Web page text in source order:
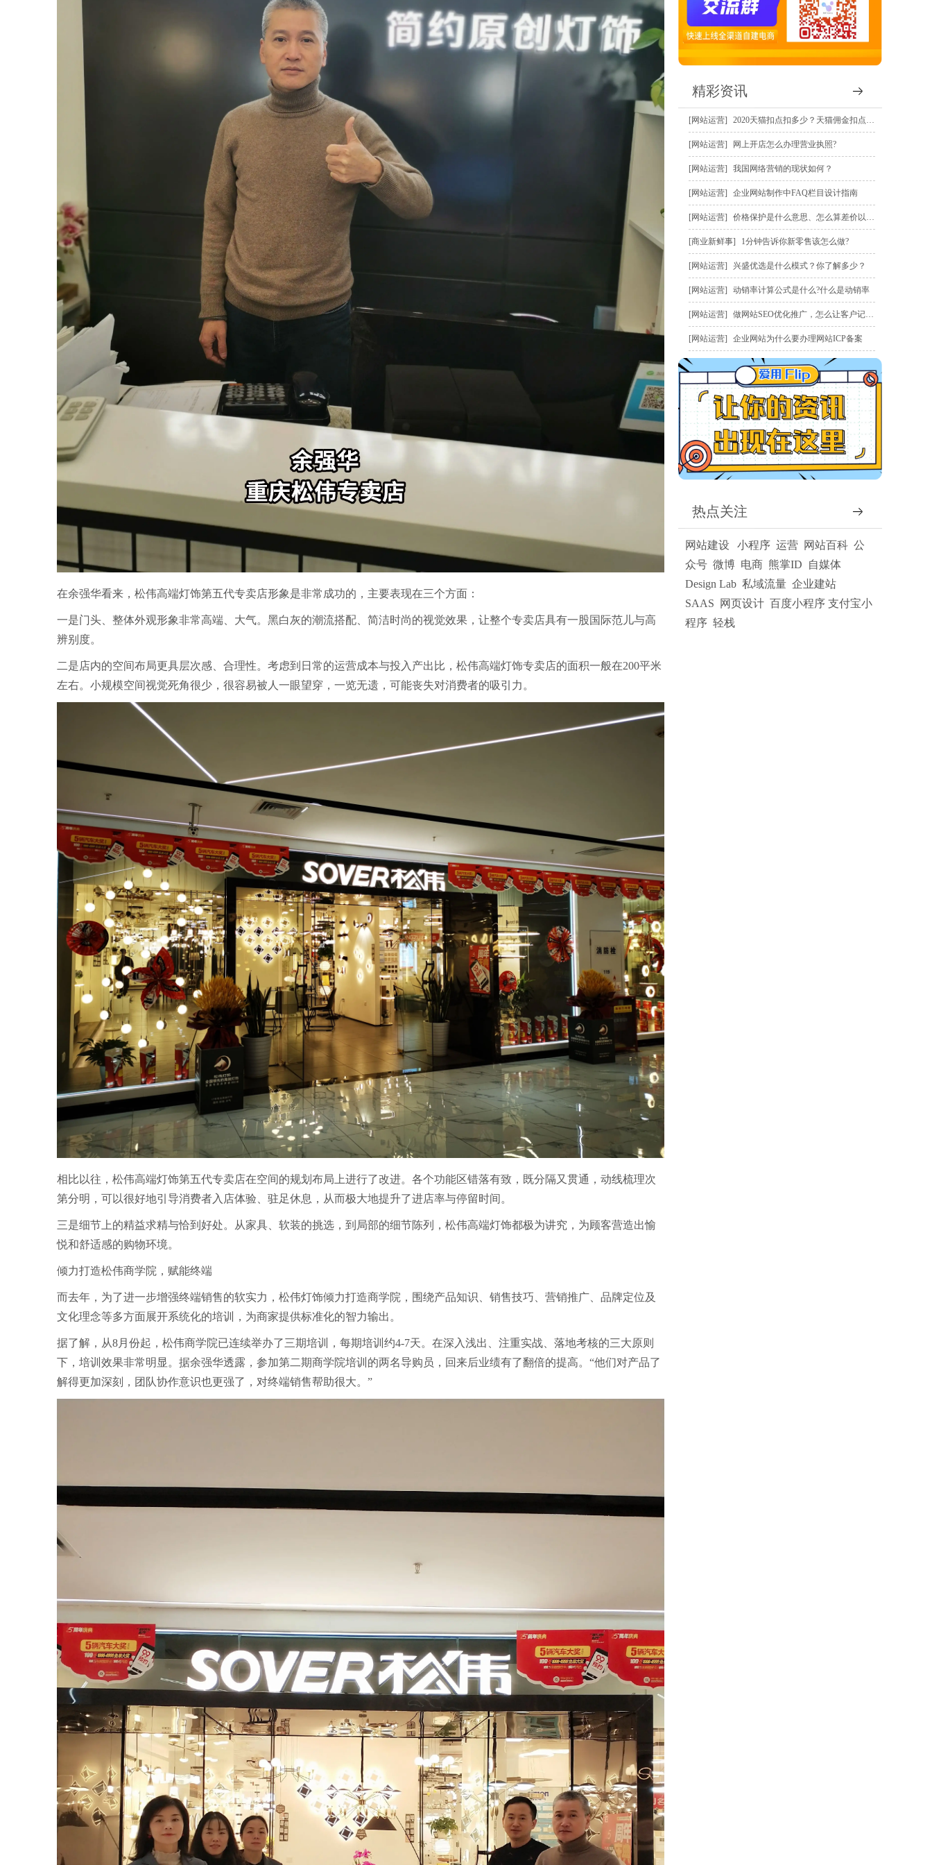
在余强华看来，松伟高端灯饰第五代专卖店形象是非常成功的，主要表现在三个方面：
一是门头、整体外观形象非常高端、大气。黑白灰的潮流搭配、简洁时尚的视觉效果，让整个专卖店具有一股国际范儿与高
辨别度。
二是店内的空间布局更具层次感、合理性。考虑到日常的运营成本与投入产出比，松伟高端灯饰专卖店的面积一般在200平米
左右。小规模空间视觉死角很少，很容易被人一眼望穿，一览无遗，可能丧失对消费者的吸引力。
相比以往，松伟高端灯饰第五代专卖店在空间的规划布局上进行了改进。各个功能区错落有致，既分隔又贯通，动线梳理次
第分明，可以很好地引导消费者入店体验、驻足休息，从而极大地提升了进店率与停留时间。
三是细节上的精益求精与恰到好处。从家具、软装的挑选，到局部的细节陈列，松伟高端灯饰都极为讲究，为顾客营造出愉
悦和舒适感的购物环境。
倾力打造松伟商学院，赋能终端
而去年，为了进一步增强终端销售的软实力，松伟灯饰倾力打造商学院，围绕产品知识、销售技巧、营销推广、品牌定位及
文化理念等多方面展开系统化的培训，为商家提供标准化的智力输出。
据了解，从8月份起，松伟商学院已连续举办了三期培训，每期培训约4-7天。在深入浅出、注重实战、落地考核的三大原则
下，培训效果非常明显。据余强华透露，参加第二期商学院培训的两名导购员，回来后业绩有了翻倍的提高。“他们对产品了
解得更加深刻，团队协作意识也更强了，对终端销售帮助很大。”
精彩资讯
网站运营 2020天猫扣点扣多少？天猫佣金扣点规则？
网站运营 网上开店怎么办理营业执照?
网站运营 我国网络营销的现状如何？
网站运营 企业网站制作中FAQ栏目设计指南
网站运营 价格保护是什么意思、怎么算差价以及怎么申请价保赔偿？
商业新鲜事 1分钟告诉你新零售该怎么做?
网站运营 兴盛优选是什么模式？你了解多少？
网站运营 动销率计算公式是什么?什么是动销率
网站运营 做网站SEO优化推广，怎么让客户记住我？
网站运营 企业网站为什么要办理网站ICP备案
热点关注
网站建设 小程序 运营 网站百科 公
众号 微博 电商 熊掌ID
自媒体
Design Lab 私域流量 企业建站
SAAS
网页设计 百度小程序 支付宝小
程序 轻栈